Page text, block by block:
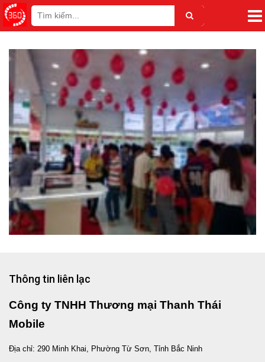
Thông tin liên lạc
Công ty TNHH Thương mại Thanh Thái
Mobile
Địa chỉ: 290 Minh Khai, Phường Từ Sơn, Tỉnh Bắc Ninh